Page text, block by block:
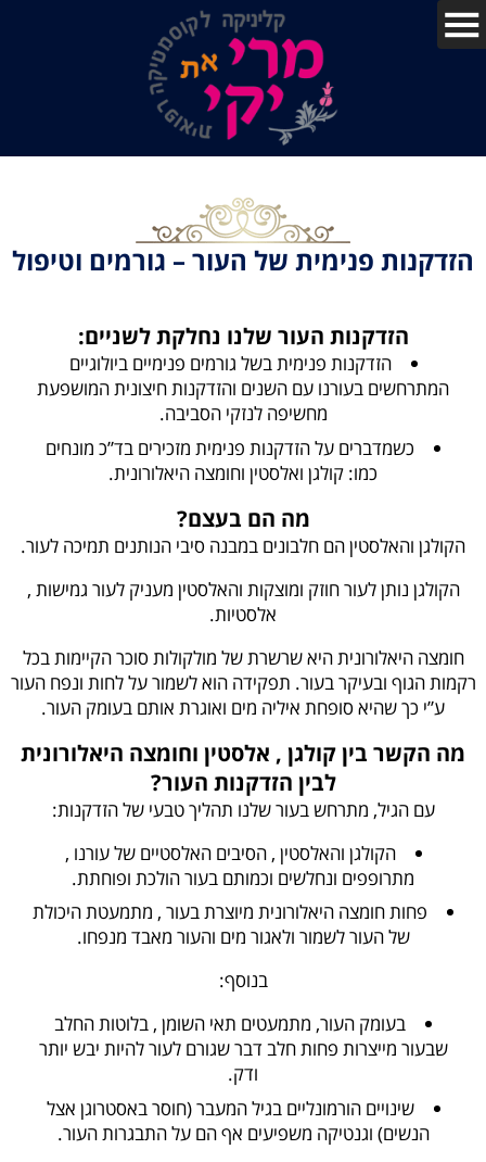
הזדקנות פנימית של העור – גורמים וטיפול
הזדקנות העור שלנו נחלקת לשניים:
הזדקנות פנימית בשל גורמים פנימיים ביולוגיים
המתרחשים בעורנו עם השנים והזדקנות חיצונית המושפעת
מחשיפה לנזקי הסביבה.
כשמדברים על הזדקנות פנימית מזכירים בד”כ מונחים
כמו: קולגן ואלסטין וחומצה היאלורונית.
מה הם בעצם?
הקולגן והאלסטין הם חלבונים במבנה סיבי הנותנים תמיכה לעור.
הקולגן נותן לעור חוזק ומוצקות והאלסטין מעניק לעור גמישות ,
אלסטיות.
חומצה היאלורונית היא שרשרת של מולקולות סוכר הקיימות בכל
רקמות הגוף ובעיקר בעור. תפקידה הוא לשמור על לחות ונפח העור
ע”י כך שהיא סופחת איליה מים ואוגרת אותם בעומק העור.
מה הקשר בין קולגן , אלסטין וחומצה היאלורונית
לבין הזדקנות העור?
עם הגיל, מתרחש בעור שלנו תהליך טבעי של הזדקנות:
הקולגן והאלסטין , הסיבים האלסטיים של עורנו ,
מתרופפים ונחלשים וכמותם בעור הולכת ופוחתת.
פחות חומצה היאלורונית מיוצרת בעור , מתמעטת היכולת
של העור לשמור ולאגור מים והעור מאבד מנפחו.
בנוסף:
בעומק העור, מתמעטים תאי השומן , בלוטות החלב
שבעור מייצרות פחות חלב דבר שגורם לעור להיות יבש יותר
ודק.
שינויים הורמונליים בגיל המעבר (חוסר באסטרוגן אצל
הנשים) וגנטיקה משפיעים אף הם על התבגרות העור.